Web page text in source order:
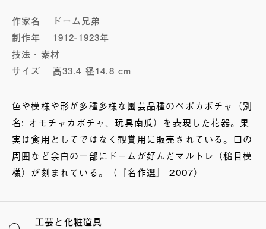
作家名
ドーム兄弟
制作年
1912-1923年
技法・素材
サイズ
高33.4 径14.8 cm
色や模様や形が多種多様な園芸品種のペポカボチャ（別
名: オモチャカボチャ、玩具南瓜）を表現した花器。果
実は食用としてではなく観賞用に販売されている。口の
周囲など余白の一部にドームが好んだマルトレ（槌目模
様）が刻まれている。（『名作選』 2007）
工芸と化粧道具